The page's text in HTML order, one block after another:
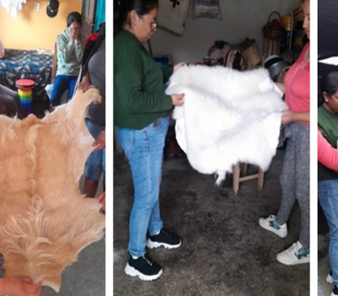
Presentan A Las Candidatas A Reinas De
Agosto 7, 2026
Carlos Augusto Pérez Hernández reafirma
ciudadanía
Agosto 7, 2026